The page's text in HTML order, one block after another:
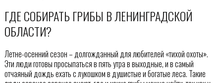
ГДЕ СОБИРАТЬ ГРИБЫ В ЛЕНИНГРАДСКОЙ
ОБЛАСТИ?
Летне-осенний сезон – долгожданный для любителей «тихой охоты».
Эти люди готовы просыпаться в пять утра в выходные, и в самый
отчаяный дождь ехать с лукошком в душистые и богатые леса. Такие